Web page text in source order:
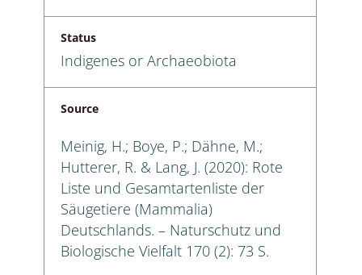
Status
Indigenes or Archaeobiota
Source
Meinig, H.; Boye, P.; Dähne, M.;
Hutterer, R. & Lang, J. (2020): Rote
Liste und Gesamtartenliste der
Säugetiere (Mammalia)
Deutschlands. – Naturschutz und
Biologische Vielfalt 170 (2): 73 S.